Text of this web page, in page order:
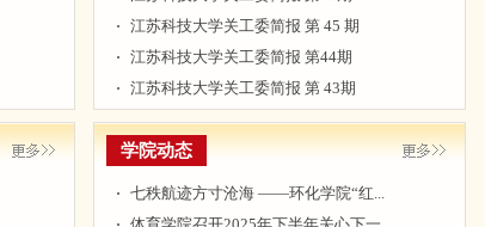
江苏科技大学关工委简报 第 45 期
江苏科技大学关工委简报 第44期
江苏科技大学关工委简报 第 43期
学院动态
七秩航迹方寸沧海 ——环化学院“红...